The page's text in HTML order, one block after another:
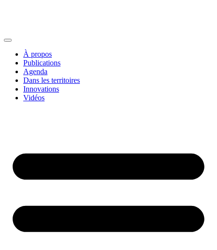
À propos
Publications
Agenda
Dans les territoires
Innovations
Vidéos